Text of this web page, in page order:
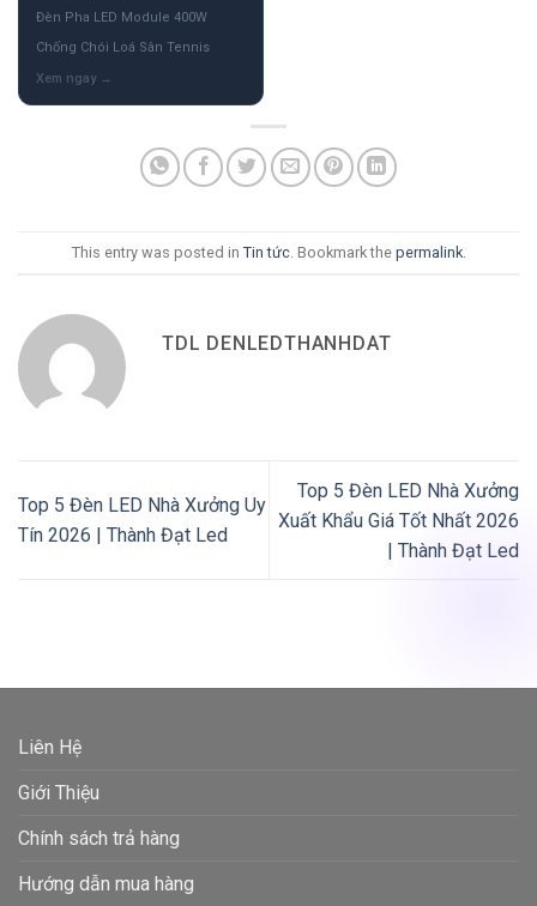
Đèn Pha LED Module 400W
Chống Chói Loá Sân Tennis
This entry was posted in Tin tức. Bookmark the permalink.
TDL DENLEDTHANHDAT
Top 5 Đèn LED Nhà Xưởng Uy
Tín 2026 | Thành Đạt Led
Top 5 Đèn LED Nhà Xưởng
Xuất Khẩu Giá Tốt Nhất 2026
| Thành Đạt Led
Liên Hệ
Giới Thiệu
Chính sách trả hàng
Hướng dẫn mua hàng